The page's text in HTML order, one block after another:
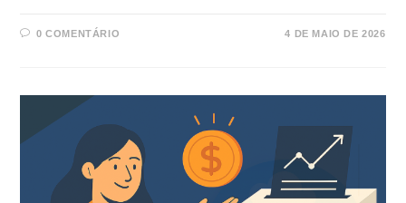
0 COMENTÁRIO 4 DE MAIO DE 2026